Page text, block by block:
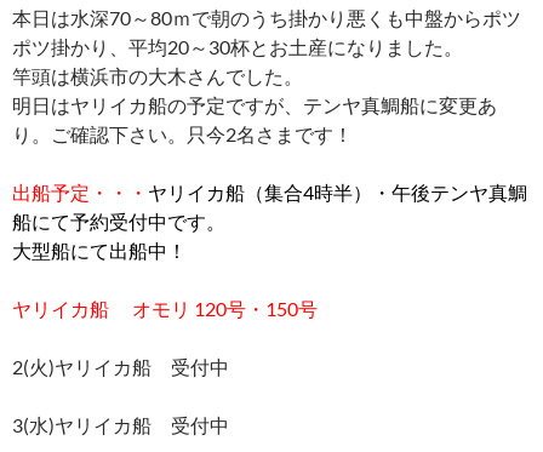
本日は水深70～80ｍで朝のうち掛かり悪くも中盤からポツ
ポツ掛かり、平均20～30杯とお土産になりました。
竿頭は横浜市の大木さんでした。
明日はヤリイカ船の予定ですが、テンヤ真鯛船に変更あ
り。ご確認下さい。只今2名さまです！
出船予定・・・ ヤリイカ船（集合4時半）・午後テンヤ真鯛
船にて予約受付中です。
大型船にて出船中！
ヤリイカ船 オモリ 120号・150号
2(火)ヤリイカ船 受付中
3(水)ヤリイカ船 受付中